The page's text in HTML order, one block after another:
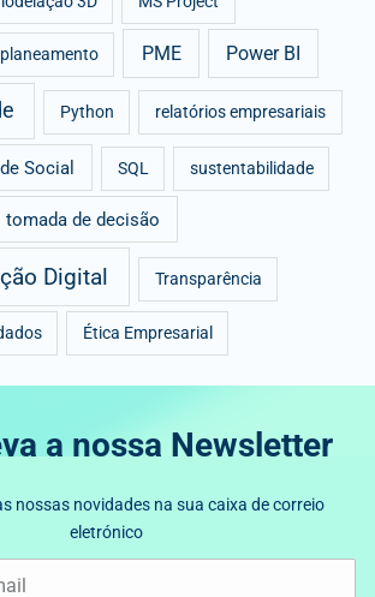
planeamento PME Power BI
Python relatórios empresariais
Social SQL sustentabilidade
tomada de decisão
Digital Transparência
Ética Empresarial
a nossa Newsletter
nossas novidades na sua caixa de correio
eletrónico